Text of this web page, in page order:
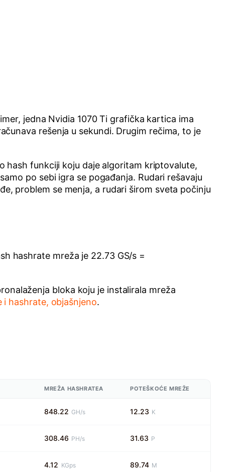
jedna Nvidia 1070 Ti grafička kartica ima
rešenja u sekundi. Drugim rečima, to je
hash funkciji koju daje algoritam kriptovalute,
po sebi igra se pogađanja. Rudari rešavaju
problem se menja, a rudari širom sveta počinju
hashrate mreža je 22.73 GS/s =
bloka koju je instalirala mreža
i hashrate, objašnjeno.
MREŽA HASHRATEA POTEŠKOĆE MREŽE
848.22 GH/s 12.23 K
308.46 PH/s 31.63 P
4.12 KGps 89.74 M